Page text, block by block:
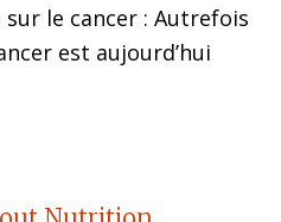
le cancer : Autrefois
est aujourd’hui